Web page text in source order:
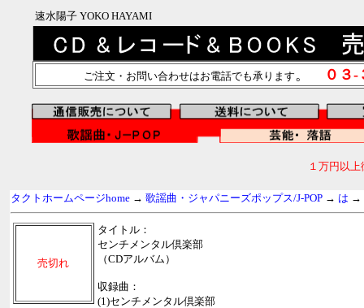
速水陽子 YOKO HAYAMI
ご注文・お問い合わせはお電話でも承ります。 ０３
１万円以
タクトホームページhome → 歌謡曲・ジャパニーズポップス/J-POP → は →
売切れ
タイトル：
センチメンタル倶楽部
（CDアルバム）
収録曲：
(1)センチメンタル倶楽部